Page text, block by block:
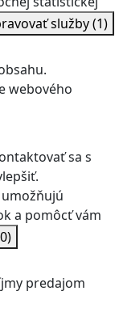
služby(1)
webového
sa s
a pomôcť vám
predajom